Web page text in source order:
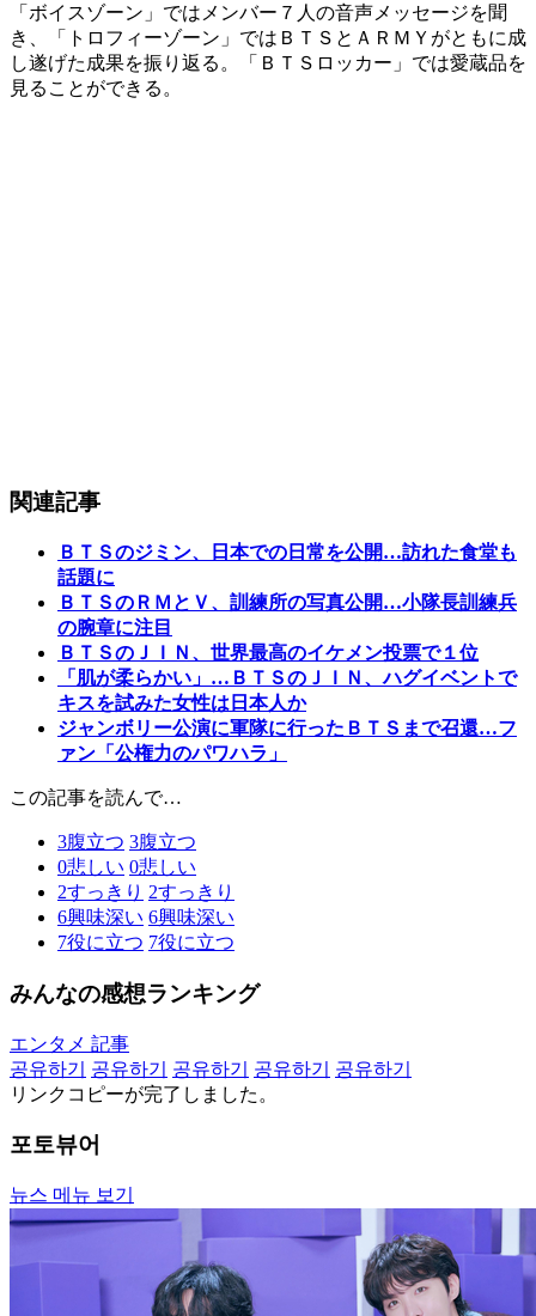
「ボイスゾーン」ではメンバー７人の音声メッセージを聞
き、「トロフィーゾーン」ではＢＴＳとＡＲＭＹがともに成
し遂げた成果を振り返る。「ＢＴＳロッカー」では愛蔵品を
見ることができる。
関連記事
ＢＴＳのジミン、日本での日常を公開…訪れた食堂も
話題に
ＢＴＳのＲＭとＶ、訓練所の写真公開…小隊長訓練兵
の腕章に注目
ＢＴＳのＪＩＮ、世界最高のイケメン投票で１位
「肌が柔らかい」…ＢＴＳのＪＩＮ、ハグイベントで
キスを試みた女性は日本人か
ジャンボリー公演に軍隊に行ったＢＴＳまで召還…フ
ァン「公権力のパワハラ」
この記事を読んで…
3腹立つ 3腹立つ
0悲しい 0悲しい
2すっきり 2すっきり
6興味深い 6興味深い
7役に立つ 7役に立つ
みんなの感想ランキング
エンタメ 記事
공유하기
공유하기 공유하기 공유하기
공유하기
リンクコピーが完了しました。
포토뷰어
뉴스 메뉴 보기